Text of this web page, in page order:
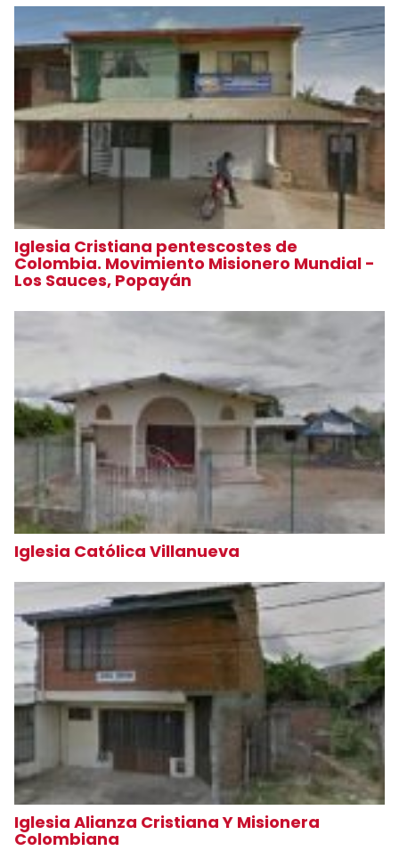
Iglesia Cristiana pentescostes de
Colombia. Movimiento Misionero Mundial -
Los Sauces, Popayán
Iglesia Católica Villanueva
Iglesia Alianza Cristiana Y Misionera
Colombiana